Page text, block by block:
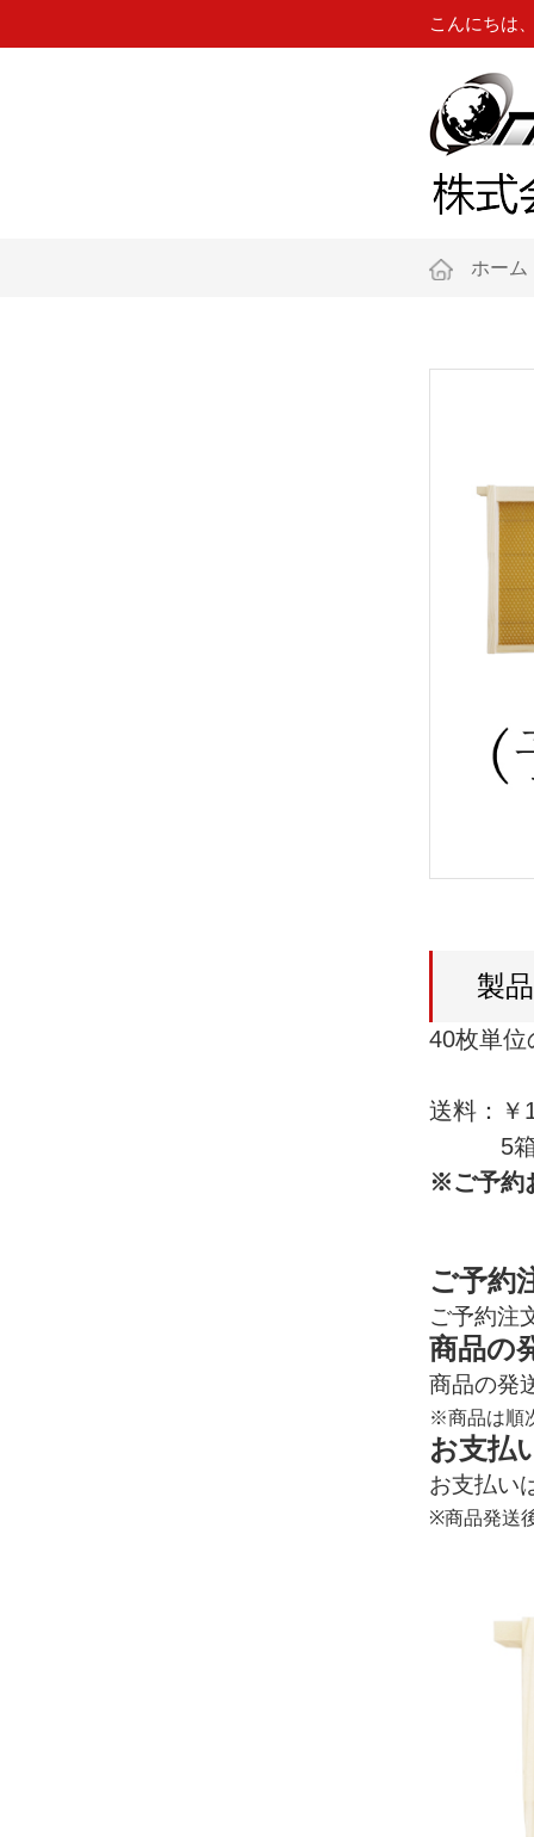
こんにちは
ホーム
製
40枚単
送料：￥
5箱（
※ご予約
ご予約
ご予約注
商品の
商品の発
※商品は順
お支払
お支払い
※商品発送